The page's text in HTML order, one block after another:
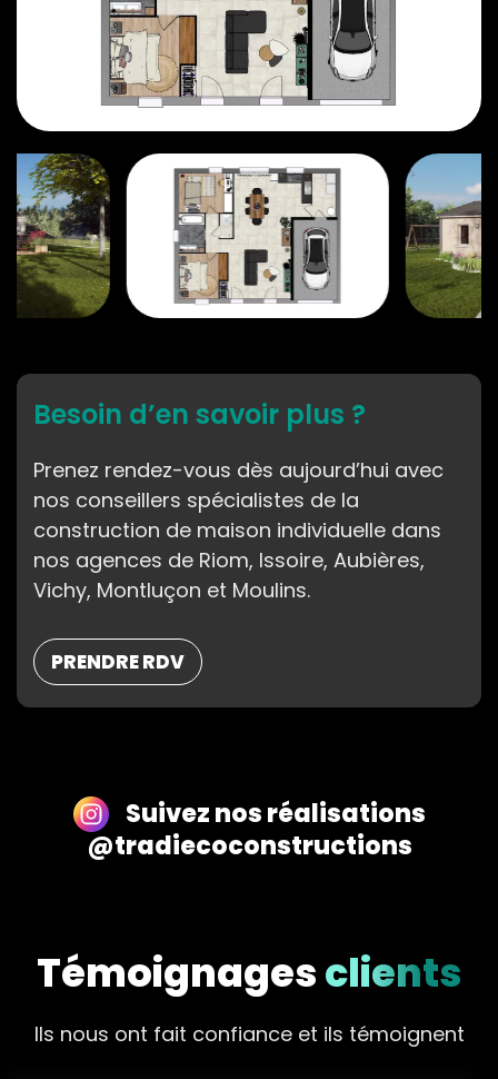
Besoin d’en savoir plus ?
Prenez rendez-vous dès aujourd’hui avec
nos conseillers spécialistes de la
construction de maison individuelle dans
nos agences de Riom, Issoire, Aubières,
Vichy, Montluçon et Moulins.
PRENDRE RDV
Suivez nos réalisations
@tradiecoconstructions
Témoignagesclients
Ils nous ont fait confiance et ils témoignent